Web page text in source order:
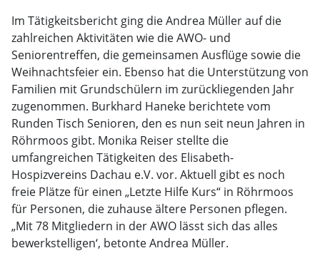
Im Tätigkeitsbericht ging die Andrea Müller auf die
zahlreichen Aktivitäten wie die AWO- und
Seniorentreffen, die gemeinsamen Ausflüge sowie die
Weihnachtsfeier ein. Ebenso hat die Unterstützung von
Familien mit Grundschülern im zurückliegenden Jahr
zugenommen. Burkhard Haneke berichtete vom
Runden Tisch Senioren, den es nun seit neun Jahren in
Röhrmoos gibt. Monika Reiser stellte die
umfangreichen Tätigkeiten des Elisabeth-
Hospizvereins Dachau e.V. vor. Aktuell gibt es noch
freie Plätze für einen „Letzte Hilfe Kurs“ in Röhrmoos
für Personen, die zuhause ältere Personen pflegen.
„Mit 78 Mitgliedern in der AWO lässt sich das alles
bewerkstelligen‘, betonte Andrea Müller.